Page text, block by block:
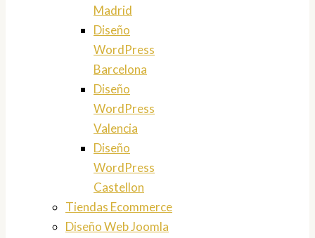
Madrid
Diseño
WordPress
Barcelona
Diseño
WordPress
Valencia
Diseño
WordPress
Castellon
Tiendas Ecommerce
Diseño Web Joomla